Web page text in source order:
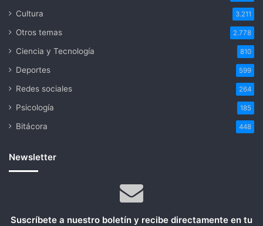
Cultura 3.211
Otros temas 2.778
Ciencia y Tecnología 810
Deportes 599
Redes sociales 264
Psicología 185
Bitácora 448
Newsletter
Suscríbete a nuestro boletín y recibe directamente en tu